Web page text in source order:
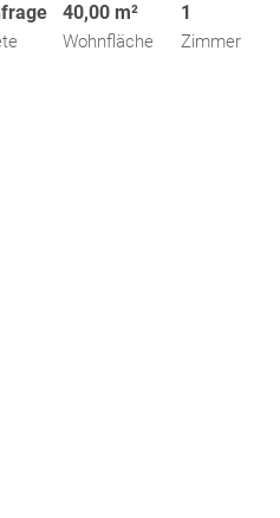
40,00 m²
Wohnfläche
1
Zimmer